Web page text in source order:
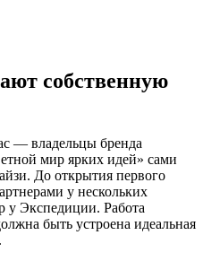
собственную
— владельцы бренда
мир ярких идей» сами
До открытия первого
у нескольких
у Экспедиции. Работа
быть устроена идеальная